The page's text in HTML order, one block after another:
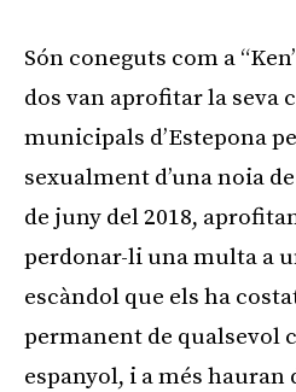
Són coneguts com a “Ken
dos van aprofitar la seva
municipals d’Estepona
sexualment d’una noia de
de juny del 2018,
perdonar-li una multa a
escàndol que els ha
permanent de qualsevol
espanyol, i a més hauran